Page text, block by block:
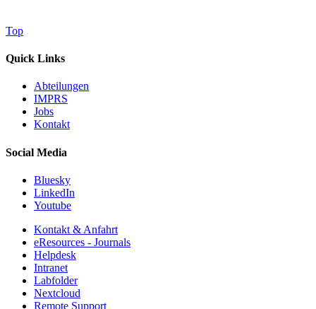
Top
Quick Links
Abteilungen
IMPRS
Jobs
Kontakt
Social Media
Bluesky
LinkedIn
Youtube
Kontakt & Anfahrt
eResources - Journals
Helpdesk
Intranet
Labfolder
Nextcloud
Remote Support